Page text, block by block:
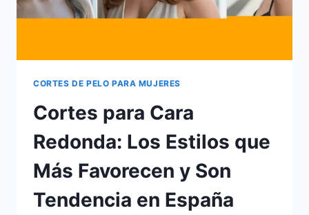
ESPAÑA
2026
CORTES DE PELO PARA MUJERES
Cortes para Cara
Redonda: Los Estilos que
Más Favorecen y Son
Tendencia en España